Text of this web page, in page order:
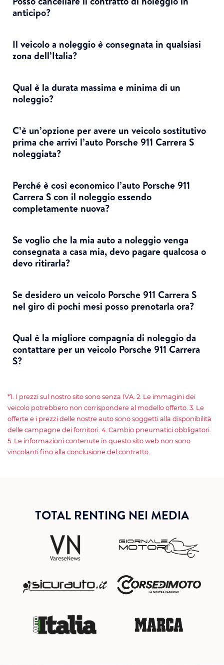
anticipo?
Il veicolo a noleggio è consegnata in qualsiasi
zona dell’Italia?
Qual è la durata massima e minima di un
noleggio?
C’è un’opzione per avere un veicolo sostitutivo
prima che arrivi l’auto Porsche 911 Carrera S
noleggiata?
Perché è così economico l’auto Porsche 911
Carrera S con il noleggio essendo
completamente nuova?
Se voglio che la mia auto a noleggio venga
consegnata a casa mia, devo pagare qualcosa o
devo ritirarla?
Se desidero un veicolo Porsche 911 Carrera S
nel giro di pochi mesi posso prenotarla ora?
Qual è la migliore compagnia di noleggio da
contattare per un veicolo Porsche 911 Carrera
S?
*1. I prezzi sul nostro sito sono senza IVA. 2. Le immagini dei
veicolo potrebbero non corrispondere al modello offerto. 3. Le
offerte e i prezzi delle nostre auto sono soggetti alla disponibilità
delle campagne dei fornitori. 4. Cambio pneumatici obbligatori.
5. Le informazioni contenute in questo sito web non sono
vincolanti fino alla conclusione del contratto.
TOTAL RENTING NEI MEDIA